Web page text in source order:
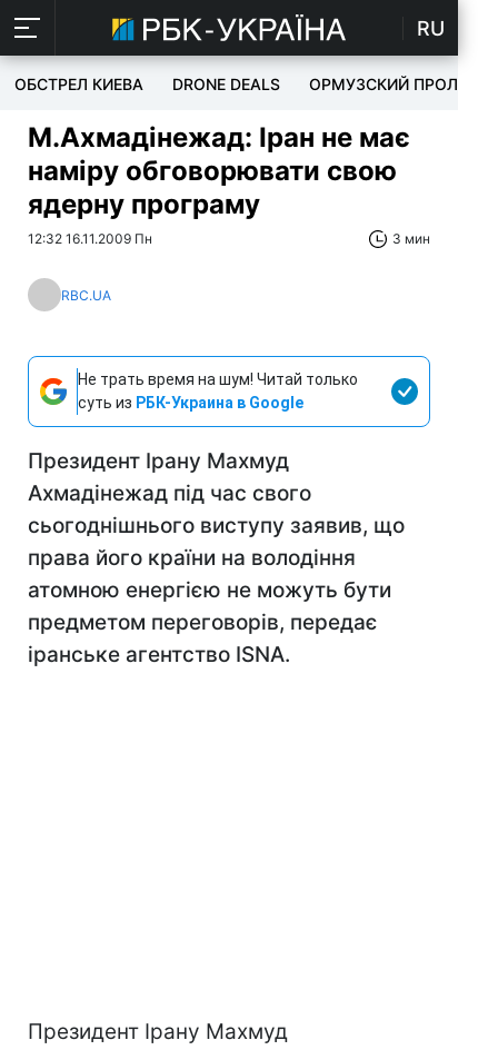
RU
ОБСТРЕЛ КИЕВА DRONE DEALS ОРМУЗСКИЙ ПРОЛИВ
М.Ахмадінежад: Іран не має
наміру обговорювати свою
ядерну програму
12:32 16.11.2009 Пн 3 мин
RBC.UA
Не трать время на шум! Читай только
суть из РБК-Украина в Google
Президент Ірану Махмуд
Ахмадінежад під час свого
сьогоднішнього виступу заявив, що
права його країни на володіння
атомною енергією не можуть бути
предметом переговорів, передає
іранське агентство ISNA.
Президент Ірану Махмуд